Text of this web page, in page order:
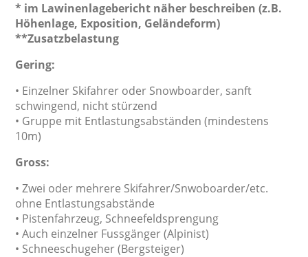
* im Lawinenlagebericht näher beschreiben (z.B.
Höhenlage, Exposition, Geländeform)
**Zusatzbelastung
Gering:
• Einzelner Skifahrer oder Snowboarder, sanft
schwingend, nicht stürzend
• Gruppe mit Entlastungsabständen (mindestens
10m)
Gross:
• Zwei oder mehrere Skifahrer/Snwoboarder/etc.
ohne Entlastungsabstände
• Pistenfahrzeug, Schneefeldsprengung
• Auch einzelner Fussgänger (Alpinist)
• Schneeschugeher (Bergsteiger)